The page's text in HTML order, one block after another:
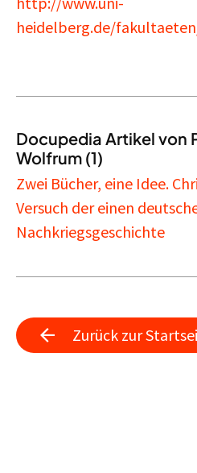
heidelberg.de/
Docupedia Artikel von
Wolfrum (1)
Zwei Bücher, eine Idee.
Versuch der einen
Nachkriegsgeschichte
Zurück zur